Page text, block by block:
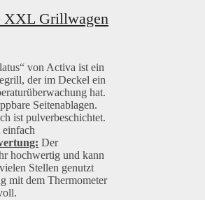
Grillwagen
von Activa ist ein
der im Deckel ein
hat.
Seitenablagen.
ist pulverbeschichtet.
Der
hochwertig und kann
Stellen genutzt
mit dem Thermometer